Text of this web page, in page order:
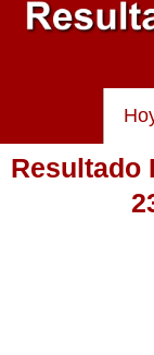
Baloto
Resultado